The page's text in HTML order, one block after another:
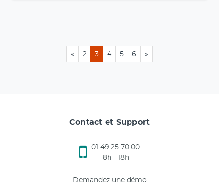
« 2 3 4 5 6 »
Contact et Support
01 49 25 70 00
8h - 18h
Demandez une démo